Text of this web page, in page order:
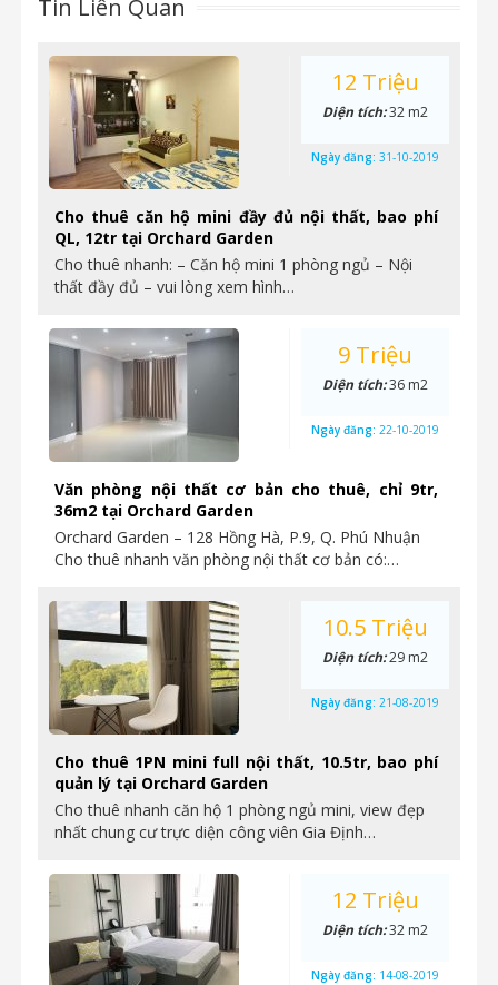
Tin Liên Quan
Cho thuê căn hộ mini đầy đủ nội thất, bao phí
QL, 12tr tại Orchard Garden
Cho thuê nhanh: – Căn hộ mini 1 phòng ngủ – Nội
thất đầy đủ – vui lòng xem hình…
12 Triệu
Diện tích:32 m2
Ngày đăng: 31-10-2019
Văn phòng nội thất cơ bản cho thuê, chỉ 9tr,
36m2 tại Orchard Garden
Orchard Garden – 128 Hồng Hà, P.9, Q. Phú Nhuận
Cho thuê nhanh văn phòng nội thất cơ bản có:…
9 Triệu
Diện tích:36 m2
Ngày đăng: 22-10-2019
Cho thuê 1PN mini full nội thất, 10.5tr, bao phí
quản lý tại Orchard Garden
Cho thuê nhanh căn hộ 1 phòng ngủ mini, view đẹp
nhất chung cư trực diện công viên Gia Định…
10.5 Triệu
Diện tích:29 m2
Ngày đăng: 21-08-2019
12 Triệu
Diện tích:32 m2
Ngày đăng: 14-08-2019